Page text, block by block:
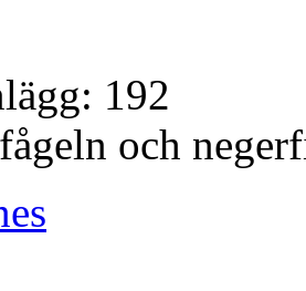
192
och